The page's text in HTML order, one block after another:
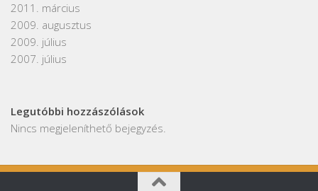
2011. március
2009. augusztus
2009. július
2007. július
Legutóbbi hozzászólások
Nincs megjeleníthető bejegyzés.